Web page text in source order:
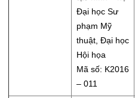
Đại học Sư
phạm Mỹ
thuật, Đại học
Hội họa
Mã số: K2016
– 011